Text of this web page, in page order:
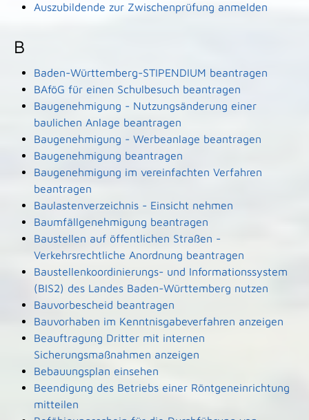
Auszubildende zur Zwischenprüfung anmelden
B
Baden-Württemberg-STIPENDIUM beantragen
BAföG für einen Schulbesuch beantragen
Baugenehmigung - Nutzungsänderung einer
baulichen Anlage beantragen
Baugenehmigung - Werbeanlage beantragen
Baugenehmigung beantragen
Baugenehmigung im vereinfachten Verfahren
beantragen
Baulastenverzeichnis - Einsicht nehmen
Baumfällgenehmigung beantragen
Baustellen auf öffentlichen Straßen -
Verkehrsrechtliche Anordnung beantragen
Baustellenkoordinierungs- und Informationssystem
(BIS2) des Landes Baden-Württemberg nutzen
Bauvorbescheid beantragen
Bauvorhaben im Kenntnisgabeverfahren anzeigen
Beauftragung Dritter mit internen
Sicherungsmaßnahmen anzeigen
Bebauungsplan einsehen
Beendigung des Betriebs einer Röntgeneinrichtung
mitteilen